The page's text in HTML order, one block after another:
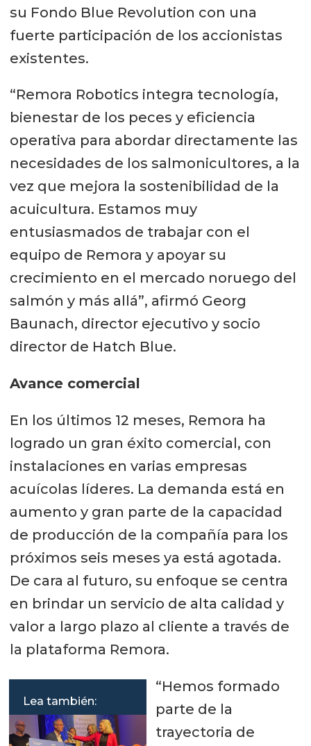
su Fondo Blue Revolution con una
fuerte participación de los accionistas
existentes.
“Remora Robotics integra tecnología,
bienestar de los peces y eficiencia
operativa para abordar directamente las
necesidades de los salmonicultores, a la
vez que mejora la sostenibilidad de la
acuicultura. Estamos muy
entusiasmados de trabajar con el
equipo de Remora y apoyar su
crecimiento en el mercado noruego del
salmón y más allá”, afirmó Georg
Baunach, director ejecutivo y socio
director de Hatch Blue.
Avance comercial
En los últimos 12 meses, Remora ha
logrado un gran éxito comercial, con
instalaciones en varias empresas
acuícolas líderes. La demanda está en
aumento y gran parte de la capacidad
de producción de la compañía para los
próximos seis meses ya está agotada.
De cara al futuro, su enfoque se centra
en brindar un servicio de alta calidad y
valor a largo plazo al cliente a través de
la plataforma Remora.
Lea también:
“Hemos formado
parte de la
trayectoria de